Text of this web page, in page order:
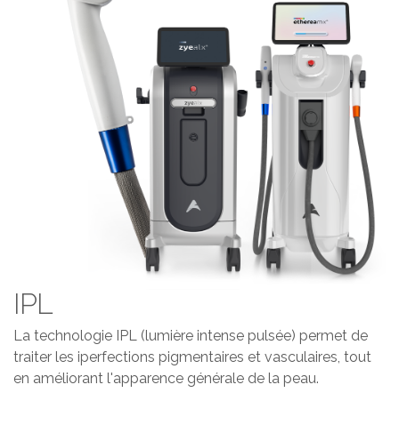
IPL
La technologie IPL (lumière intense pulsée) permet de
traiter les iperfections pigmentaires et vasculaires, tout
en améliorant l'apparence générale de la peau.